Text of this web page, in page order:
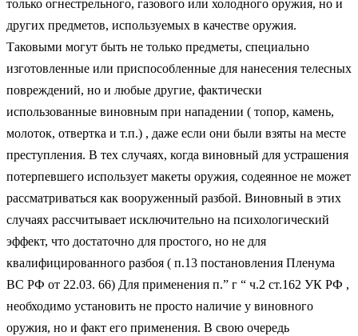
только огнестрельного, газового или холодного оружия, но и
других предметов, используемых в качестве оружия.
Таковыми могут быть не только предметы, специально
изготовленные или приспособленные для нанесения телесных
повреждений, но и любые другие, фактически
использованные виновным при нападении ( топор, камень,
молоток, отвертка и т.п.) , даже если они были взяты на месте
преступления. В тех случаях, когда виновный для устрашения
потерпевшего использует макеты оружия, содеянное не может
рассматриваться как вооруженный разбой. Виновный в этих
случаях рассчитывает исключительно на психологический
эффект, что достаточно для простого, но не для
квалифицированного разбоя ( п.13 постановления Пленума
ВС РФ от 22.03. 66) Для применения п.” г “ ч.2 ст.162 УК РФ ,
необходимо установить не просто наличие у виновного
оружия, но и факт его применения. В свою очередь